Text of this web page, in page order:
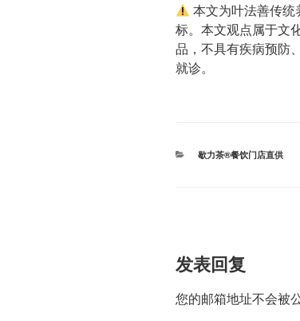
本文为叶法善传
标。本文观点属于文
品，不具有疾病预防
就诊。
分
歇力茶®餐饮门店直供
发表回复
您的邮箱地址不会被公